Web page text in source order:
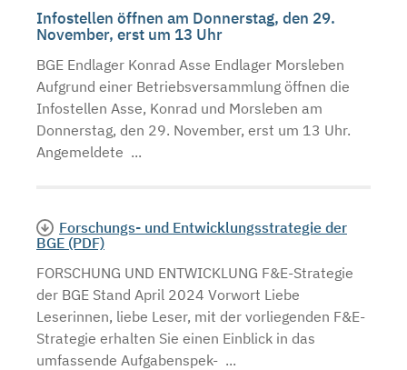
Infostellen öffnen am Donnerstag, den 29.
November, erst um 13 Uhr
BGE Endlager Konrad Asse Endlager Morsleben
Aufgrund einer Betriebsversammlung öffnen die
Infostellen Asse, Konrad und Morsleben am
Donnerstag, den 29. November, erst um 13 Uhr.
Angemeldete ...
Forschungs- und Entwicklungsstrategie der
BGE (PDF)
FORSCHUNG UND ENTWICKLUNG F&E-Strategie
der BGE Stand April 2024 Vorwort Liebe
Leserinnen, liebe Leser, mit der vorliegenden F&E-
Strategie erhalten Sie einen Einblick in das
umfassende Aufgabenspek- ...